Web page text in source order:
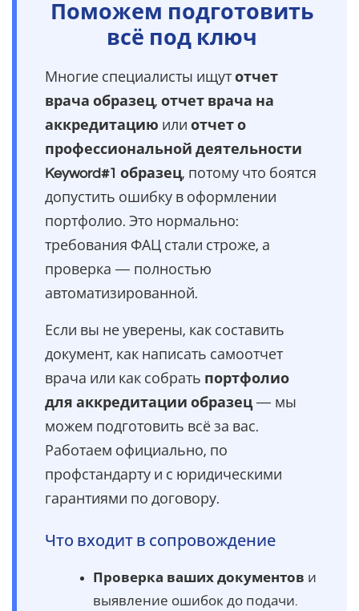
Поможем подготовить
всё под ключ
Многие специалисты ищут отчет
врача образец, отчет врача на
аккредитацию или отчет о
профессиональной деятельности
Keyword#1 образец, потому что боятся
допустить ошибку в оформлении
портфолио. Это нормально:
требования ФАЦ стали строже, а
проверка — полностью
автоматизированной.
Если вы не уверены, как составить
документ, как написать самоотчет
врача или как собрать портфолио
для аккредитации образец— мы
можем подготовить всё за вас.
Работаем официально, по
профстандарту и с юридическими
гарантиями по договору.
Что входит в сопровождение
Проверка ваших документов и
выявление ошибок до подачи.